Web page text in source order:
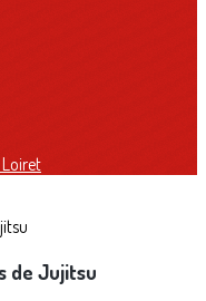
Loiret
de Jujitsu